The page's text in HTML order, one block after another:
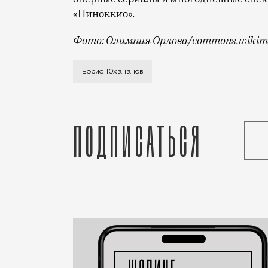
«Пиноккио».
Фото: Олимпия Орлова/
Режиссеру было 67 лет. О его смерти
Борис Юхананов
Подписаться